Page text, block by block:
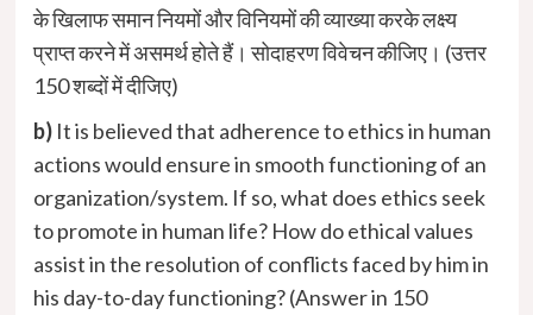
के खिलाफ समान नियमों और विनियमों की व्याख्या करके लक्ष्य
प्राप्त करने में असमर्थ होते हैं। सोदाहरण विवेचन कीजिए। (उत्तर
150 शब्दों में दीजिए)
b)It is believed that adherence to ethics in human
actions would ensure in smooth functioning of an
organization/system. If so, what does ethics seek
to promote in human life? How do ethical values
assist in the resolution of conflicts faced by him in
his day-to-day functioning? (Answer in 150